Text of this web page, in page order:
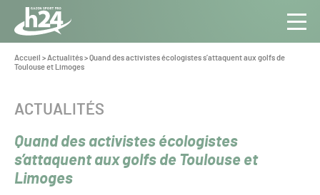
Panneau de gestion des cookies
Aller au contenu
Toute
l’info
du Gazon
Vous
êtes
Accueil >Actualités>Quand des activistes écologistes s’attaquent aux golfs de
Toulouse et Limoges
Quand des activistes écologistes
s’attaquent aux golfs de Toulouse et
Limoges
CATÉGORIE :
ACTUALITÉS